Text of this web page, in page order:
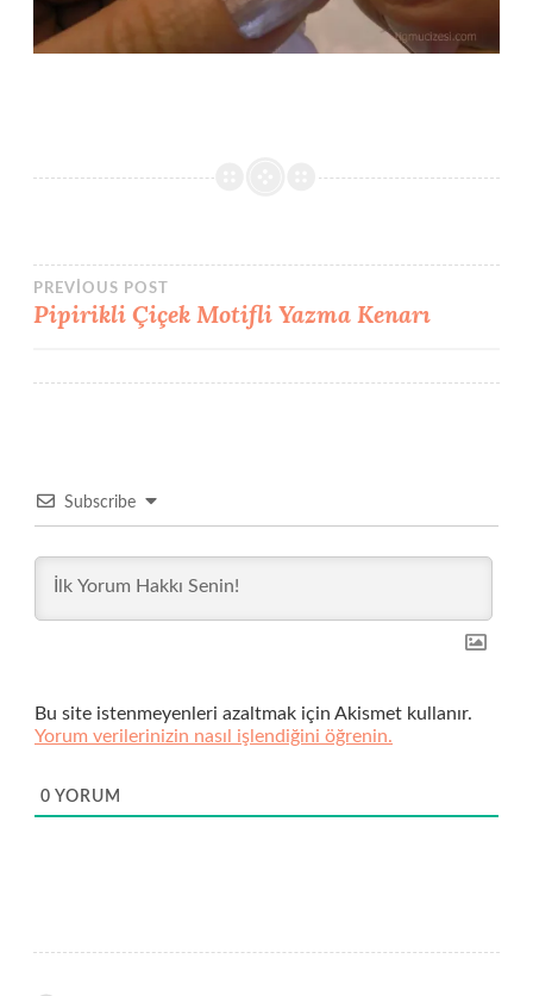
Yazı
PREVIOUS POST
Pipirikli Çiçek Motifli Yazma Kenarı
Subscribe
Bu site istenmeyenleri azaltmak için Akismet kullanır.
Yorum verilerinizin nasıl işlendiğini öğrenin.
0 YORUM